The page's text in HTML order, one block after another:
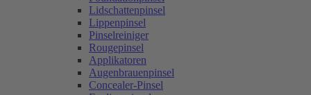
Lidschattenpinsel
Lippenpinsel
Pinselreiniger
Rougepinsel
Applikatoren
Augenbrauenpinsel
Concealer-Pinsel